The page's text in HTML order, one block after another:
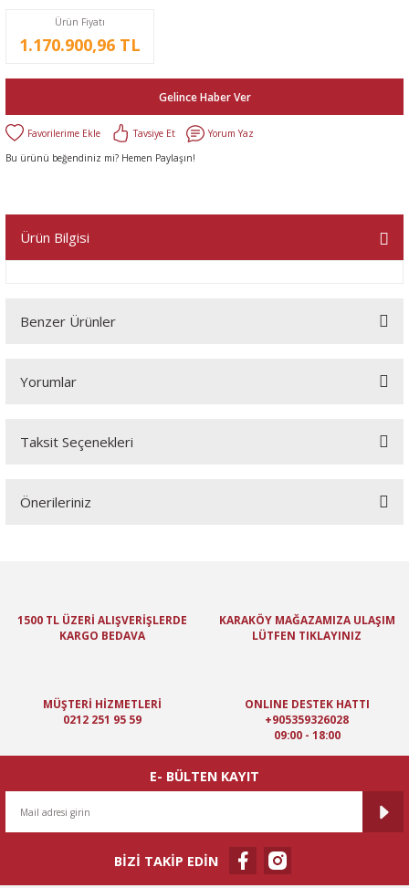
Ürün Fiyatı
1.170.900,96 TL
Gelince Haber Ver
Tavsiye Et
Yorum Yaz
Bu ürünü beğendiniz mi? Hemen Paylaşın!
Ürün Bilgisi
Benzer Ürünler
Yorumlar
Taksit Seçenekleri
Önerileriniz
Ürün resmi kalitesiz, bozuk veya görüntülenemiyor.
Ürün bilgilerinde hatalar bulunuyor.
Ürün fiyatı diğer sitelerden daha pahalı.
Gönder
1500 TL ÜZERİ ALIŞVERİŞLERDE
KARGO BEDAVA
KARAKÖY MAĞAZAMIZA ULAŞIM
LÜTFEN TIKLAYINIZ
MÜŞTERİ HİZMETLERİ
0212 251 95 59
ONLINE DESTEK HATTI
+905359326028
09:00 - 18:00
E- BÜLTEN KAYIT
BİZİ TAKİP EDİN